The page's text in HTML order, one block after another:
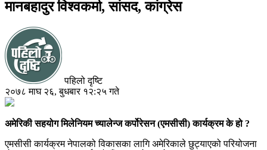
मानबहादुर विश्वकर्मा, सांसद, कांग्रेस
पहिलो दृष्टि
२०७८ माघ २६, बुधबार १२:२५ गते
अमेरिकी सहयोग मिलेनियम च्यालेन्ज कर्पोरेसन (एमसीसी) कार्यक्रम के हो ?
एमसीसी कार्यक्रम नेपालको विकासका लागि अमेरिकाले छुट्याएको परियोजना